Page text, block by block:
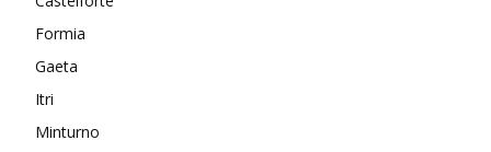
Formia
Gaeta
Itri
Minturno